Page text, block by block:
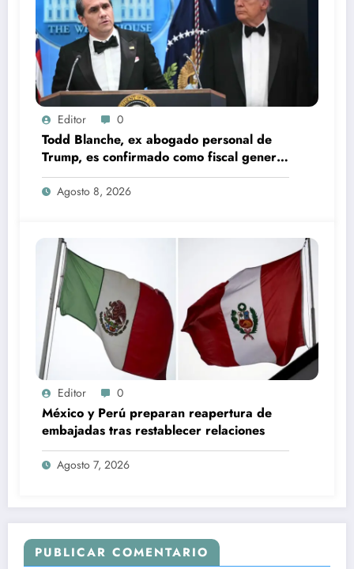
Editor 0
Todd Blanche, ex abogado personal de
Trump, es confirmado como fiscal general
de EU
Agosto 8, 2026
Editor 0
México y Perú preparan reapertura de
embajadas tras restablecer relaciones
Agosto 7, 2026
PUBLICAR COMENTARIO